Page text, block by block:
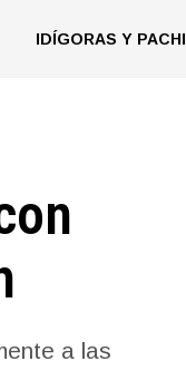
IDÍGORAS Y PACHI
a las